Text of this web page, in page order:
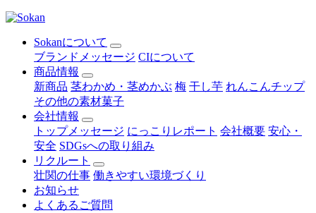
Sokanについて
ブランドメッセージ CIについて
商品情報
新商品 茎わかめ・茎めかぶ 梅 干し芋 れんこんチップ
その他の素材菓子
会社情報
トップメッセージ にっこりレポート 会社概要 安心・
安全 SDGsへの取り組み
リクルート
壮関の仕事 働きやすい環境づくり
お知らせ
よくあるご質問